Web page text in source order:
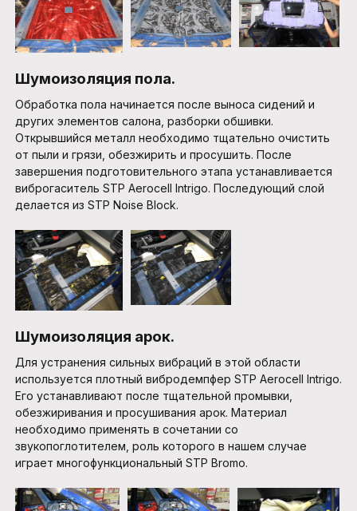
Шумоизоляция пола.
Обработка пола начинается после выноса сидений и
других элементов салона, разборки обшивки.
Открывшийся металл необходимо тщательно очистить
от пыли и грязи, обезжирить и просушить. После
завершения подготовительного этапа устанавливается
виброгаситель STP Aerocell Intrigo. Последующий слой
делается из STP Noise Block.
Шумоизоляция арок.
Для устранения сильных вибраций в этой области
используется плотный вибродемпфер STP Aerocell Intrigo.
Его устанавливают после тщательной промывки,
обезжиривания и просушивания арок. Материал
необходимо применять в сочетании со
звукопоглотителем, роль которого в нашем случае
играет многофункциональный STP Bromo.